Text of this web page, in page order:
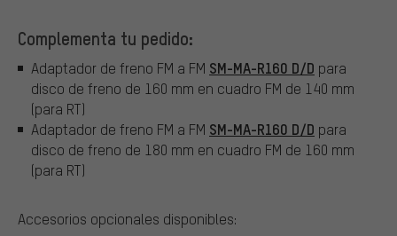
Complementa tu pedido:
Adaptador de freno FM a FM SM-MA-R160 D/D para
disco de freno de 160 mm en cuadro FM de 140 mm
(para RT)
Adaptador de freno FM a FM SM-MA-R160 D/D para
disco de freno de 180 mm en cuadro FM de 160 mm
(para RT)
Accesorios opcionales disponibles: